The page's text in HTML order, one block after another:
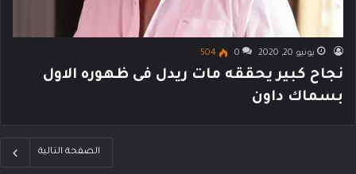
يونيو 20, 2020 0
504
نجاح كبير يحققه مات ريدل فى ظهوره الاول
بسماك داون
الصفحة التالية